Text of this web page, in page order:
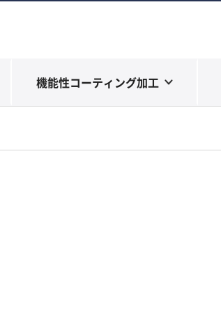
機能性コーティング加工